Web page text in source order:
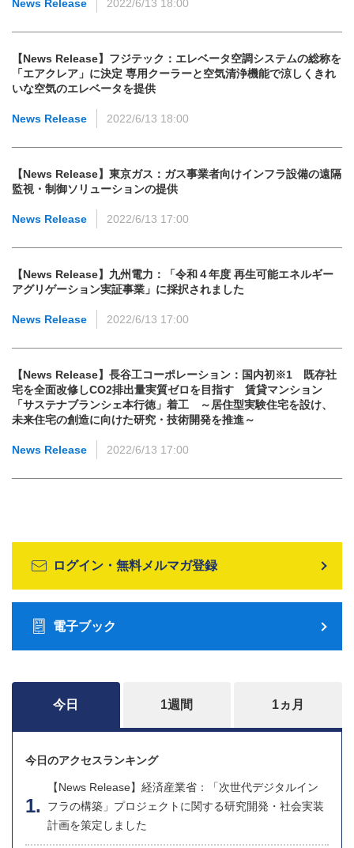
News Release 2022/6/13 18:00
【News Release】フジテック：エレベータ空調システムの総称を
「エアクレア」に決定 専用クーラーと空気清浄機能で涼しくきれ
いな空気のエレベータを提供
News Release 2022/6/13 18:00
【News Release】東京ガス：ガス事業者向けインフラ設備の遠隔
監視・制御ソリューションの提供
News Release 2022/6/13 17:00
【News Release】九州電力：「令和４年度 再生可能エネルギー
アグリゲーション実証事業」に採択されました
News Release 2022/6/13 17:00
【News Release】長谷工コーポレーション：国内初※1 既存社
宅を全面改修しCO2排出量実質ゼロを目指す 賃貸マンション
「サステナブランシェ本行徳」着工 ～居住型実験住宅を設け、
未来住宅の創造に向けた研究・技術開発を推進～
News Release 2022/6/13 17:00
ログイン・無料メルマガ登録
電子ブック
今日 1週間 1ヵ月
今日のアクセスランキング
【News Release】経済産業省：「次世代デジタルイン
フラの構築」プロジェクトに関する研究開発・社会実装
計画を策定しました